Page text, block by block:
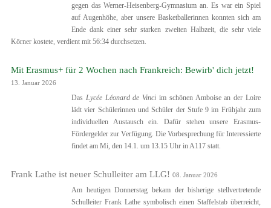
gegen das Werner-Heisenberg-Gymnasium an. Es war ein Spiel
auf Augenhöhe, aber unsere Basketballerinnen konnten sich am
Ende dank einer sehr starken zweiten Halbzeit, die sehr viele
Körner kostete, verdient mit 56:34 durchsetzen.
Mit Erasmus+ für 2 Wochen nach Frankreich: Bewirb' dich jetzt!
13. Januar 2026
Das Lycée Léonard de Vinci im schönen Amboise an der Loire
lädt vier Schülerinnen und Schüler der Stufe 9 im Frühjahr zum
individuellen Austausch ein. Dafür stehen unsere Erasmus-
Fördergelder zur Verfügung. Die Vorbesprechung für Interessierte
findet am Mi, den 14.1. um 13.15 Uhr in A117 statt.
Frank Lathe ist neuer Schulleiter am LLG! 08. Januar 2026
Am heutigen Donnerstag bekam der bisherige stellvertretende
Schulleiter Frank Lathe symbolisch einen Staffelstab überreicht,